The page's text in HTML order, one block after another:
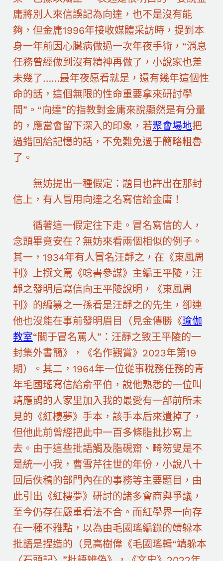
庸將別人來信誤記為向達，也不是沒有能
夠，但金庸1996年接收媒體采訪時，提到本
身一年前因心臟病做過一次年夜手術，“消息
任務曾經做到沒有精神再做了，小說家也差
未幾了……最年夜愿看就是，還有幾年這個性
命的話，這個無限的性命重要拿來研討學
問”。“向達”的指教對金庸來說顯然是有分量
的，應當會留下深入的印象，若聚會場地把
過錯回給記憶的話，不免難免過于簡略粗魯
了。
無妨提出一種假定：題目也許出在那封
信上，有人冒用向達之名寫信給金庸！
循著這一假定往下走。冒名寫信的人，
念頭畢竟安在？無妨來看兩個相似的例子。
其一，1934年有人冒名汪靜之，在《東風周
刊》上撰文罵《唸書參謀》主編王平陵，汪
靜之發明后寫信向王平陵說明，《東風周
刊》的編纂之一孫看是汪靜之的先生，卻連
他也沒能在事前發明眉目（見金傳勝《瑜伽
教室“關于冒名罵人”：汪靜之致王平陵的一
封集外書簡》，《名作觀賞》2023年第19
期）。其二，1964年一位從事稅務任務的青
年毛國瑤寫信給俞平伯，說他熟悉的一位叫
靖應鹍的人家里加入我的最愛有一部前所未
見的《紅樓夢》手本，該手本后來遺掉了，
但他此前曾經把此中一百多條脂批抄寫上
去。由于這些批語觸及脂硯齋、畸笏叟是不
是統一小我，曹雪芹往世的年份，小說八十
回后佚稿的部門內在的事務等主要題目，由
此引出《紅樓夢》研討的諸多會商與爭議，
至今仍存在嚴重看法不合。而紅學界一向存
在一種不雅點，以為由毛國瑤編錄的靖躲本
批語是捏造的（見高樹偉《毛國瑤輯“靖躲本